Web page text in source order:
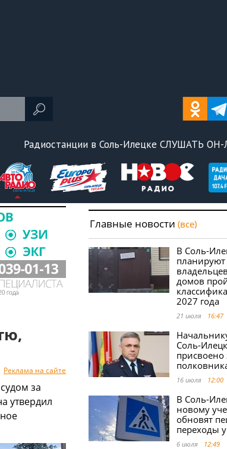
Радиостанции в Соль-Илецке СЛУШАТЬ
Реклама на сайте
за
утвердил
Главные новости (все)
В Соль-
планируют
домов
2027 года
21 июля 16:47
Соль-
присвоено
16 июля 12:00
В Соль-
новому
обновят
переходы
6 июля 12:49